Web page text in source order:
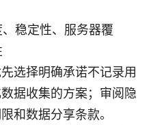
稳定性、服务器覆
选择明确承诺不记录用
据收集的方案；审阅隐
和数据分享条款。